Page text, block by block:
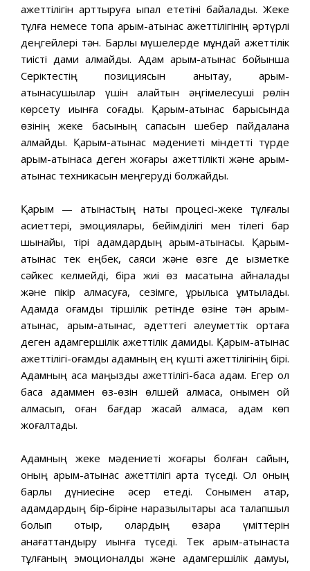
қажеттілігін арттыруға ықпал ететіні байқалады. Жеке
тұлға немесе топқа қарым-қатынас қажеттілігінің әртүрлі
деңгейлері тән. Барлық мүшелерде мұндай қажеттілік
тиісті дами алмайды. Адам қарым-қатынас бойынша
Серіктестің позициясын анықтау, қарым-
қатынасушылар үшін қалайтын әңгімелесуші рөлін
көрсету қиынға соғады. Қарым-қатынас барысында
өзінің жеке басының сапасын шебер пайдалана
алмайды. Қарым-қатынас мәдениеті міндетті түрде
қарым-қатынасқа деген жоғары қажеттілікті және қарым-
қатынас техникасын меңгеруді болжайды.
Қарым — қатынастың нақты процесі-жеке тұлғалық
қасиеттері, эмоциялары, бейімділігі мен тілегі бар
шынайы, тірі адамдардың қарым-қатынасы. Қарым-
қатынас тек еңбек, саяси және өзге де қызметке
сәйкес келмейді, бірақ жиі өз мақсатына айналады
және пікір алмасуға, сезімге, құрылысқа ұмтылады.
Адамда қоғамдық тіршілік ретінде өзіне тән қарым-
қатынас, қарым-қатынас, әдеттегі әлеуметтік ортаға
деген адамгершілік қажеттілік дамиды. Қарым-қатынас
қажеттілігі-қоғамдық адамның ең күшті қажеттілігінің бірі.
Адамның аса маңызды қажеттілігі-басқа адам. Егер ол
басқа адаммен өз-өзін өлшей алмаса, онымен ой
алмасып, оған бағдар жасай алмаса, адам көп
жоғалтады.
Адамның жеке мәдениеті жоғары болған сайын,
оның қарым-қатынас қажеттілігі арта түседі. Ол оның
барлық дүниесіне әсер етеді. Сонымен қатар,
адамдардың бір-біріне наразылықтары аса талапшыл
болып отыр, олардың өзара үміттерін
қанағаттандыру қиынға түседі. Тек қарым-қатынаста
тұлғаның эмоционалдық және адамгершілік дамуы,